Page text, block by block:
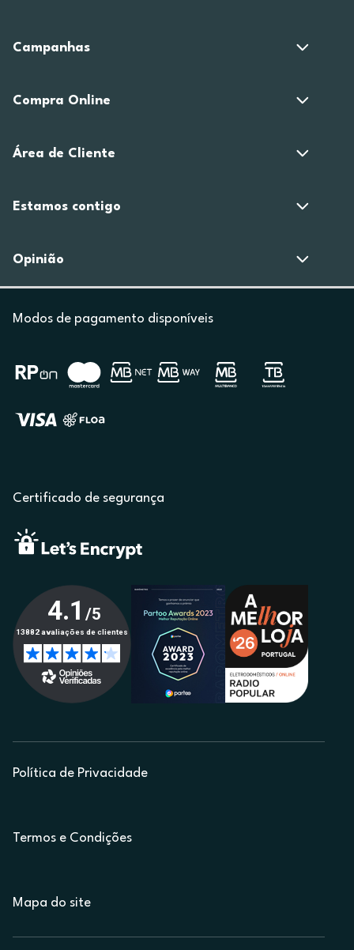
Campanhas
Compra Online
Área de Cliente
Estamos contigo
Opinião
Modos de pagamento disponíveis
Certificado de segurança
Política de Privacidade
Termos e Condições
Mapa do site